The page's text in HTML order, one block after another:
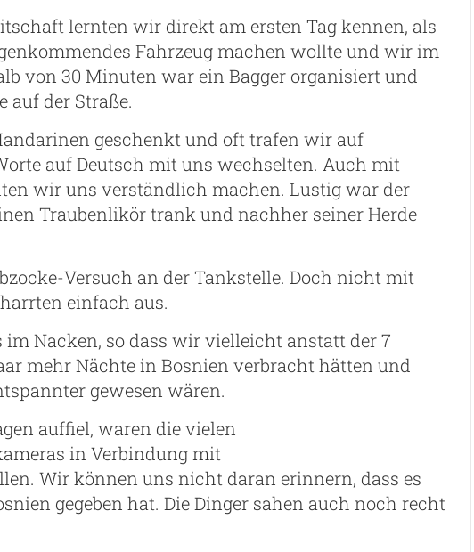
lernten wir direkt am ersten Tag kennen, als
Fahrzeug machen wollte und wir im
von 30 Minuten war ein Bagger organisiert und
auf der Straße.
geschenkt und oft trafen wir auf
auf Deutsch mit uns wechselten. Auch mit
wir uns verständlich machen. Lustig war der
Traubenlikör trank und nachher seiner Herde
Versuch an der Tankstelle. Doch nicht mit
einfach aus.
im Nacken, so dass wir vielleicht anstatt der 7
mehr Nächte in Bosnien verbracht hätten und
gewesen wären.
auffiel, waren die vielen
in Verbindung mit
Wir können uns nicht daran erinnern, dass es
gegeben hat. Die Dinger sahen auch noch recht